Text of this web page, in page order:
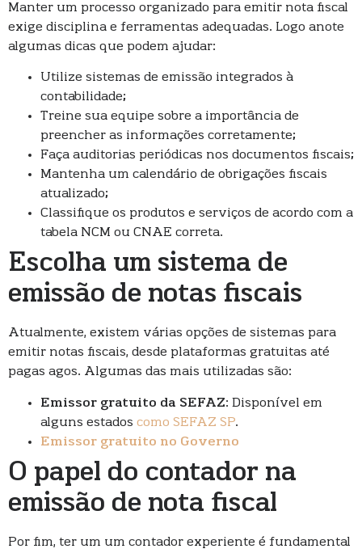
Manter um processo organizado para emitir nota fiscal
exige disciplina e ferramentas adequadas. Logo anote
algumas dicas que podem ajudar:
Utilize sistemas de emissão integrados à
contabilidade;
Treine sua equipe sobre a importância de
preencher as informações corretamente;
Faça auditorias periódicas nos documentos fiscais;
Mantenha um calendário de obrigações fiscais
atualizado;
Classifique os produtos e serviços de acordo com a
tabela NCM ou CNAE correta.
Escolha um sistema de
emissão de notas fiscais
Atualmente, existem várias opções de sistemas para
emitir notas fiscais, desde plataformas gratuitas até
pagas agos. Algumas das mais utilizadas são:
Emissor gratuito da SEFAZ: Disponível em
alguns estados como SEFAZ SP.
Emissor gratuito no Governo
O papel do contador na
emissão de nota fiscal
Por fim, ter um um contador experiente é fundamental